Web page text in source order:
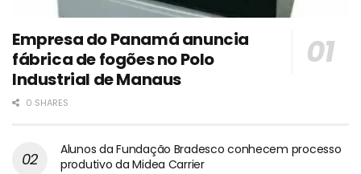
Empresa do Panamá anuncia
fábrica de fogões no Polo
Industrial de Manaus
0 SHARES
Alunos da Fundação Bradesco conhecem processo
produtivo da Midea Carrier